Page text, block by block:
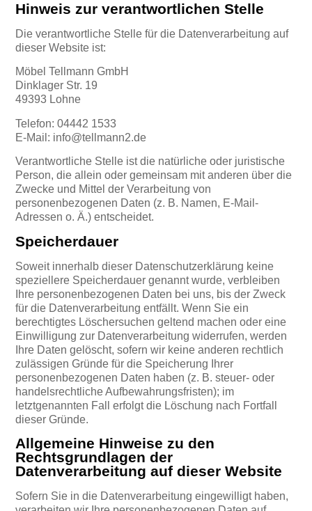
Hinweis zur verantwortlichen Stelle
Die verantwortliche Stelle für die Datenverarbeitung auf
dieser Website ist:
Möbel Tellmann GmbH
Dinklager Str. 19
49393 Lohne
Telefon: 04442 1533
E-Mail: info@tellmann2.de
Verantwortliche Stelle ist die natürliche oder juristische
Person, die allein oder gemeinsam mit anderen über die
Zwecke und Mittel der Verarbeitung von
personenbezogenen Daten (z. B. Namen, E-Mail-
Adressen o. Ä.) entscheidet.
Speicherdauer
Soweit innerhalb dieser Datenschutzerklärung keine
speziellere Speicherdauer genannt wurde, verbleiben
Ihre personenbezogenen Daten bei uns, bis der Zweck
für die Datenverarbeitung entfällt. Wenn Sie ein
berechtigtes Löschersuchen geltend machen oder eine
Einwilligung zur Datenverarbeitung widerrufen, werden
Ihre Daten gelöscht, sofern wir keine anderen rechtlich
zulässigen Gründe für die Speicherung Ihrer
personenbezogenen Daten haben (z. B. steuer- oder
handelsrechtliche Aufbewahrungsfristen); im
letztgenannten Fall erfolgt die Löschung nach Fortfall
dieser Gründe.
Allgemeine Hinweise zu den
Rechtsgrundlagen der
Datenverarbeitung auf dieser Website
Sofern Sie in die Datenverarbeitung eingewilligt haben,